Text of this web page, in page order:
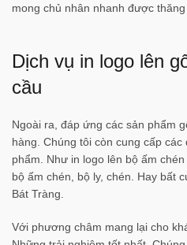
mong chủ nhân nhanh được
Dịch vụ in logo lên
cầu
Ngoài ra, đáp ứng các sản phẩm
hàng. Chúng tôi còn cung cấp
phẩm. Như in logo lên bộ ấm
bộ ấm chén, bộ ly, chén. Hay bất
Bát Tràng.
Với phương châm mang lại cho